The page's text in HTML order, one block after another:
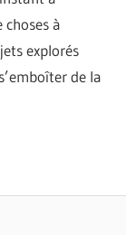
à
explorés
de la